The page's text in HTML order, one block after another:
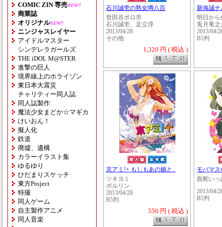
COMIC ZIN 専売NEW!!
商業誌
オリジナルNEW!!
ニンジャスレイヤー
アイドルマスター
シンデレラガールズ
THE iDOL M@STER
進撃の巨人
境界線上のホライゾン
東日本大震災
チャリティー同人誌
同人誌製作
魔法少女まどか☆マギカ
けいおん！
擬人化
鉄道
廃墟、遺構
カラーイラスト集
ゆるゆり
ひだまりスケッチ
東方Project
特撮
同人ゲーム
自主製作アニメ
同人音楽
石川誠壱の熟女噂八百
世田谷ボロ市
石川誠壱、足立淳
2013/04/28
その他
1,320 円 ( 税込 )
新海誠チ
明日から
兎月竜
2013/04/
B5判
京アミ!+ もしもあの娘と..
ツキヨミ
ポルリン
2013/04/28
B5判
550 円 ( 税込 )
モバマス
面舵いっ
2013/04/
B5判